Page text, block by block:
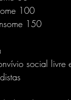
100
150
social livre